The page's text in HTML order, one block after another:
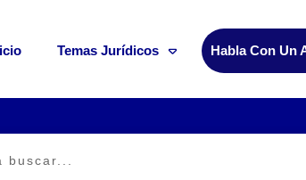
Temas Jurídicos Habla Con Un